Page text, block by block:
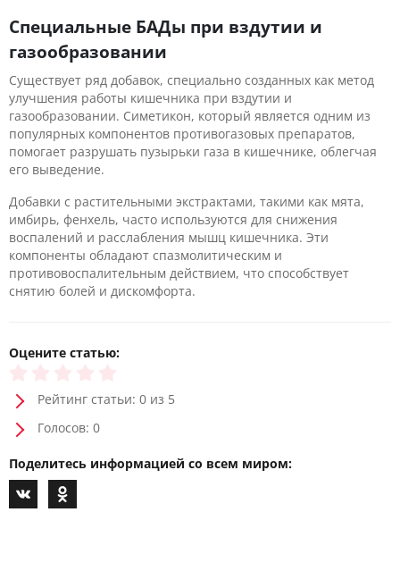
Специальные БАДы при вздутии и
газообразовании
Существует ряд добавок, специально созданных как метод
улучшения работы кишечника при вздутии и
газообразовании. Симетикон, который является одним из
популярных компонентов противогазовых препаратов,
помогает разрушать пузырьки газа в кишечнике, облегчая
его выведение.
Добавки с растительными экстрактами, такими как мята,
имбирь, фенхель, часто используются для снижения
воспалений и расслабления мышц кишечника. Эти
компоненты обладают спазмолитическим и
противовоспалительным действием, что способствует
снятию болей и дискомфорта.
Оцените статью:
Рейтинг статьи: 0 из 5
Голосов: 0
Поделитесь информацией со всем миром: